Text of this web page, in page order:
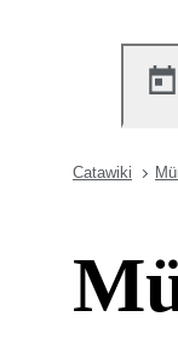
Catawiki